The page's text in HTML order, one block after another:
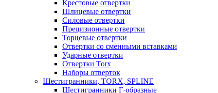
Крестовые отвертки
Шлицевые отвертки
Силовые отвертки
Прецизионные отвертки
Торцевые отвертки
Отвертки со сменными вставками
Ударные отвертки
Отвертки Torx
Наборы отверток
Шестигранники, TORX, SPLINE
Шестигранники Г-образные